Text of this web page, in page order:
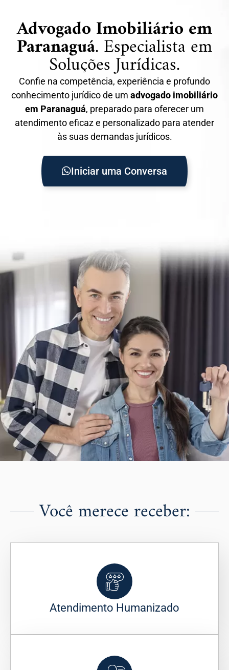
Advogado Imobiliário em
Paranaguá. Especialista em
Soluções Jurídicas.
Confie na competência, experiência e profundo
conhecimento jurídico de um advogado imobiliário
em Paranaguá, preparado para oferecer um
atendimento eficaz e personalizado para atender
às suas demandas jurídicos.
Iniciar uma Conversa
Você merece receber:
Atendimento Humanizado